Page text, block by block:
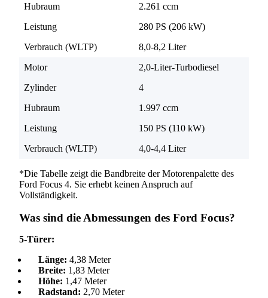
Hubraum
2.261 ccm
Leistung
280 PS (206 kW)
Verbrauch (WLTP)
8,0-8,2 Liter
Motor
2,0-Liter-Turbodiesel
Zylinder
4
Hubraum
1.997 ccm
Leistung
150 PS (110 kW)
Verbrauch (WLTP)
4,0-4,4 Liter
*Die Tabelle zeigt die Bandbreite der Motorenpalette des
Ford Focus 4. Sie erhebt keinen Anspruch auf
Vollständigkeit.
Was sind die Abmessungen des Ford Focus?
5-Türer:
Länge: 4,38 Meter
Breite: 1,83 Meter
Höhe: 1,47 Meter
Radstand: 2,70 Meter